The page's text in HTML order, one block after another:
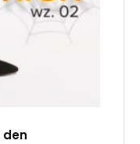
den